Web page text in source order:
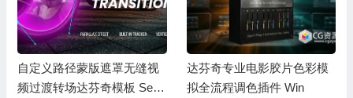
自定义路径蒙版遮罩无缝视
频过渡转场达芬奇模板 Sea
达芬奇专业电影胶片色彩模
拟全流程调色插件 Win